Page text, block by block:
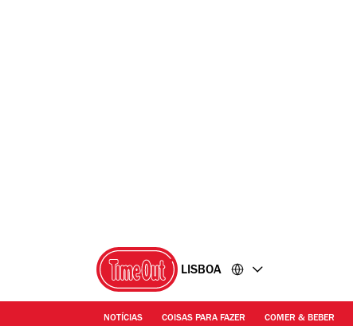
LISBOA
NOTÍCIAS COISAS PARA FAZER COMER & BEBER